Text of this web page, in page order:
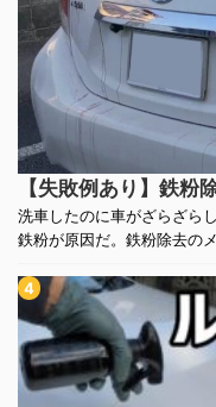
【失敗例あり】鉄粉
洗車したのに車がざらざら
鉄粉が原因だ。鉄粉除去の